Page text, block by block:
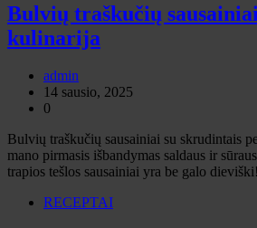
Bulvių traškučių
kulinarija
admin
14 sausio, 2025
0
Bulvių traškučių sausainiai su skrudintais
mano pirmasis išbandymas saldaus ir
trapios tešlos sausainiai yra be galo
RECEPTAI